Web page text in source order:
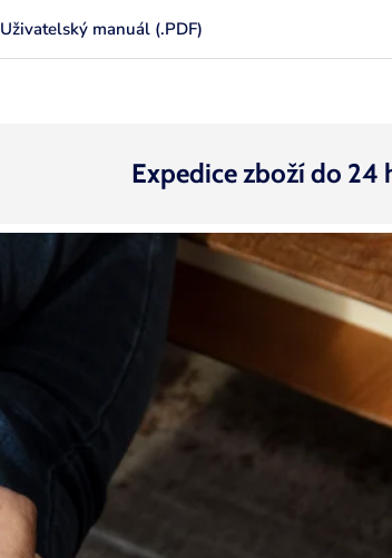
Uživatelský manuál (.PDF)
Expedice zboží do 24 hodin